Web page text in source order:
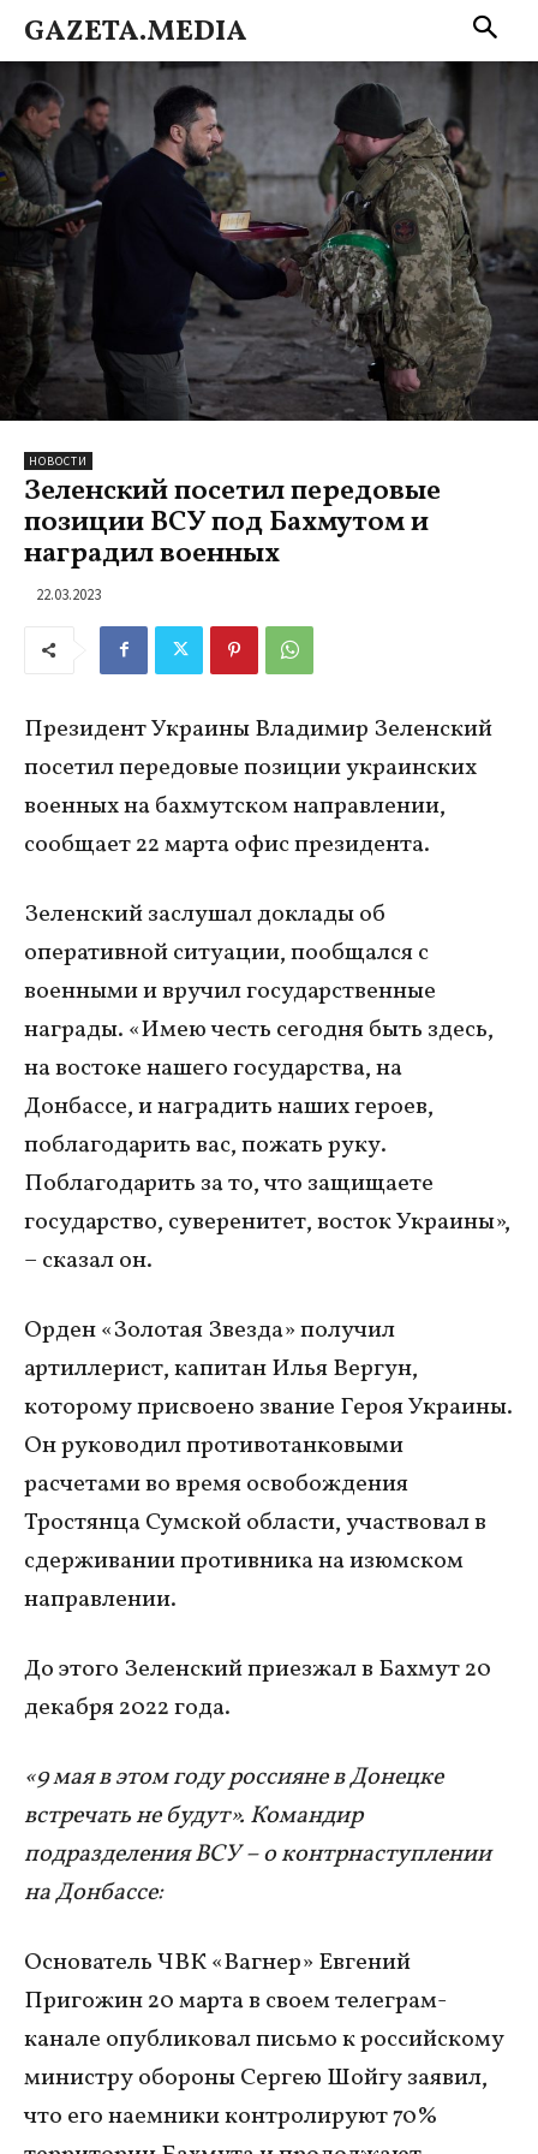
GAZETA.MEDIA
НОВОСТИ
Зеленский посетил передовые
позиции ВСУ под Бахмутом и
наградил военных
22.03.2023
Президент Украины Владимир Зеленский
посетил передовые позиции украинских
военных на бахмутском направлении,
сообщает 22 марта офис президента.
Зеленский заслушал доклады об
оперативной ситуации, пообщался с
военными и вручил государственные
награды. «Имею честь сегодня быть здесь,
на востоке нашего государства, на
Донбассе, и наградить наших героев,
поблагодарить вас, пожать руку.
Поблагодарить за то, что защищаете
государство, суверенитет, восток Украины»,
– сказал он.
Орден «Золотая Звезда» получил
артиллерист, капитан Илья Вергун,
которому присвоено звание Героя Украины.
Он руководил противотанковыми
расчетами во время освобождения
Тростянца Сумской области, участвовал в
сдерживании противника на изюмском
направлении.
До этого Зеленский приезжал в Бахмут 20
декабря 2022 года.
«9 мая в этом году россияне в Донецке
встречать не будут». Командир
подразделения ВСУ – о контрнаступлении
на Донбассе:
Основатель ЧВК «Вагнер» Евгений
Пригожин 20 марта в своем телеграм-
канале опубликовал письмо к российскому
министру обороны Сергею Шойгу заявил,
что его наемники контролируют 70%